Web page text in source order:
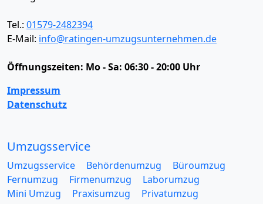
Tel.: 01579-2482394
E-Mail: info@ratingen-umzugsunternehmen.de
Öffnungszeiten: Mo - Sa: 06:30 - 20:00 Uhr
Impressum
Datenschutz
Umzugsservice
Umzugsservice Behördenumzug
Büroumzug
Fernumzug
Firmenumzug
Laborumzug
Mini Umzug
Praxisumzug
Privatumzug